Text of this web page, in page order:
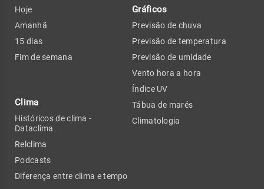
Hoje
Amanhã
15 dias
Fim de semana
Clima
Históricos de clima -
Dataclima
Relclima
Podcasts
Diferença entre clima e tempo
Gráficos
Previsão de chuva
Previsão de temperatura
Previsão de umidade
Vento hora a hora
Índice UV
Tábua de marés
Climatologia